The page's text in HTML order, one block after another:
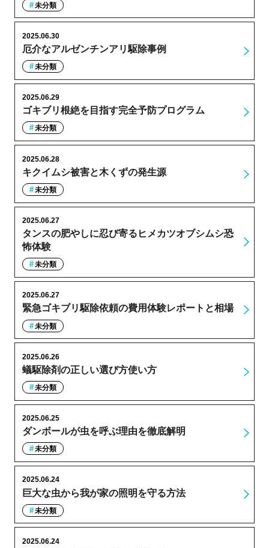
未分類
厄介なアルゼンチンアリ駆除事例
2025.06.30
未分類
ゴキブリ根絶を目指す完全予防プログラム
2025.06.29
未分類
キクイムシ被害と木くずの発生源
2025.06.28
未分類
タンスの肥やしに忍び寄るヒメカツオブシムシ恐
怖体験
2025.06.27
未分類
緊急ゴキブリ駆除依頼の費用体験レポートと相場
2025.06.27
未分類
蟻駆除剤の正しい選び方使い方
2025.06.26
未分類
ダンボールが虫を呼ぶ理由を徹底解明
2025.06.25
未分類
巨大な虫から我が家の照明を守る方法
2025.06.24
未分類
2025.06.24